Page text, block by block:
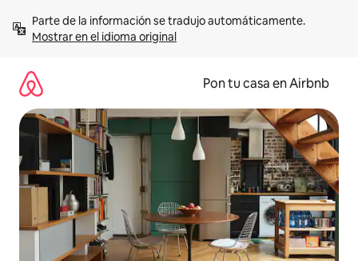
contenidoMostrar en el idioma original
Pon tu casa en Airbnb